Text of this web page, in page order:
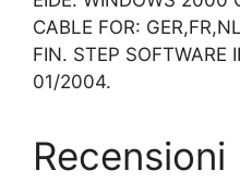
CABLE FOR:
FIN. STEP SOFTWARE
01/2004.
Recensioni